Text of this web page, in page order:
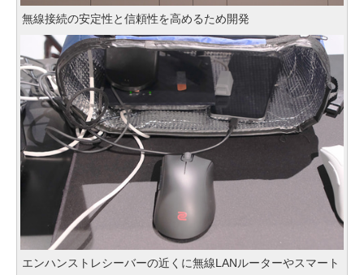
無線接続の安定性と信頼性を高めるため開発
エンハンストレシーバーの近くに無線LANルーターやスマート